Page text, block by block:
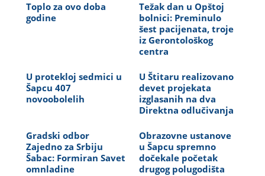
Toplo za ovo doba
godine
Težak dan u Opštoj
bolnici: Preminulo
šest pacijenata, troje
iz Gerontološkog
centra
U protekloj sedmici u
Šapcu 407
novoobolelih
U Štitaru realizovano
devet projekata
izglasanih na dva
Direktna odlučivanja
Gradski odbor
Zajedno za Srbiju
Šabac: Formiran Savet
omnladine
Obrazovne ustanove
u Šapcu spremno
dočekale početak
drugog polugodišta